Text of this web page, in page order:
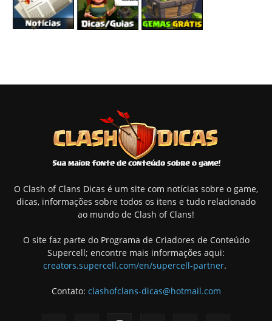
O Clash of Clans Dicas é um site com notícias sobre o game,
dicas, informações sobre todos os itens e tudo relacionado
ao mundo de Clash of Clans!
O site faz parte do Programa de Criadores de Conteúdo
Supercell; encontre mais informações aqui:
creators.supercell.com/en/supercell-partner.
Contato: clashofclans-dicas@hotmail.com